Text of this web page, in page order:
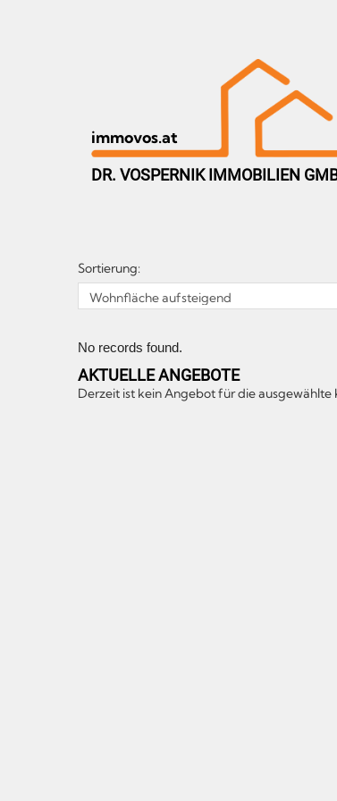
immovos.at
DR. VOSPERNIK IMMOBILIEN
Sortierung:
No records found.
AKTUELLE ANGEBOTE
Derzeit ist kein Angebot für die ausgewählte